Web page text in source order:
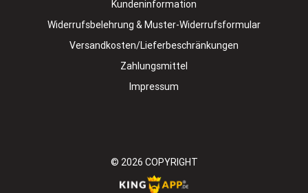
Kundeninformation
Widerrufsbelehrung & Muster-Widerrufsformular
Versandkosten/Lieferbeschränkungen
Zahlungsmittel
Impressum
© 2026 COPYRIGHT